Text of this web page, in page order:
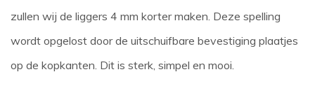
zullen wij de liggers 4 mm korter maken. Deze spelling
wordt opgelost door de uitschuifbare bevestiging plaatjes
op de kopkanten. Dit is sterk, simpel en mooi.